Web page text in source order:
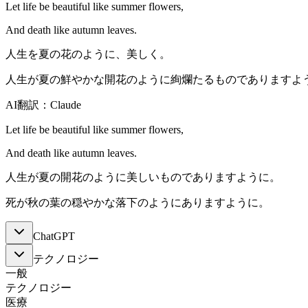
Let life be beautiful like summer flowers,
And death like autumn leaves.
人生を夏の花のように、美しく。
人生が夏の鮮やかな開花のように絢爛たるものでありますよ
AI翻訳：Claude
Let life be beautiful like summer flowers,
And death like autumn leaves.
人生が夏の開花のように美しいものでありますように。
死が秋の葉の穏やかな落下のようにありますように。
ChatGPT
テクノロジー
一般
テクノロジー
医療